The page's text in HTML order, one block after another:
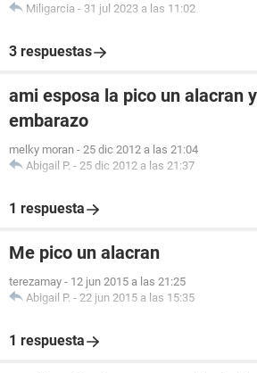
Miligarcia - 31 jul 2023 a las 11:02
3 respuestas
ami esposa la pico un alacran
embarazo
melky moran - 25 dic 2012 a las 21:04
Abigail P. - 25 dic 2012 a las 21:37
1 respuesta
Me pico un alacran
terezamay - 12 jun 2015 a las 21:25
Abigail P. - 22 jun 2015 a las 15:35
1 respuesta